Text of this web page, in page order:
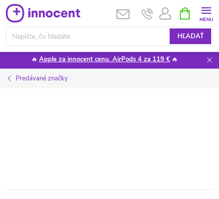
Prejsť
na
obsah
HĽADAŤ
KOŠÍK
🔥 Apple za innocent cenu. AirPods 4 za 119 € 🔥
Predávané značky